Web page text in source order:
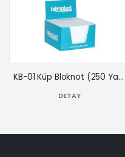
KB-01 Küp Bloknot (250 Yaprak)
DETAY